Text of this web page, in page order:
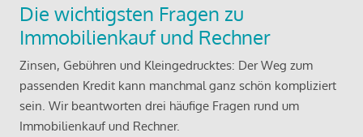
Die wichtigsten Fragen zu
Immobilienkauf und Rechner
Zinsen, Gebühren und Kleingedrucktes: Der Weg zum
passenden Kredit kann manchmal ganz schön kompliziert
sein. Wir beantworten drei häufige Fragen rund um
Immobilienkauf und Rechner.